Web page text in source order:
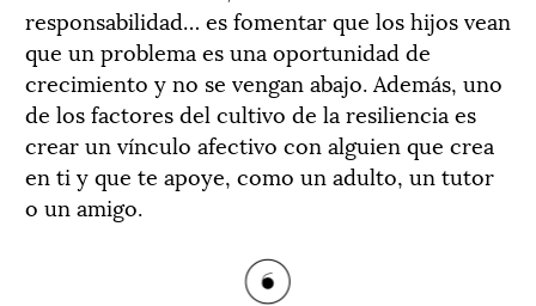
responsabilidad… es fomentar que los hijos vean
que un problema es una oportunidad de
crecimiento y no se vengan abajo. Además, uno
de los factores del cultivo de la resiliencia es
crear un vínculo afectivo con alguien que crea
en ti y que te apoye, como un adulto, un tutor
o un amigo.